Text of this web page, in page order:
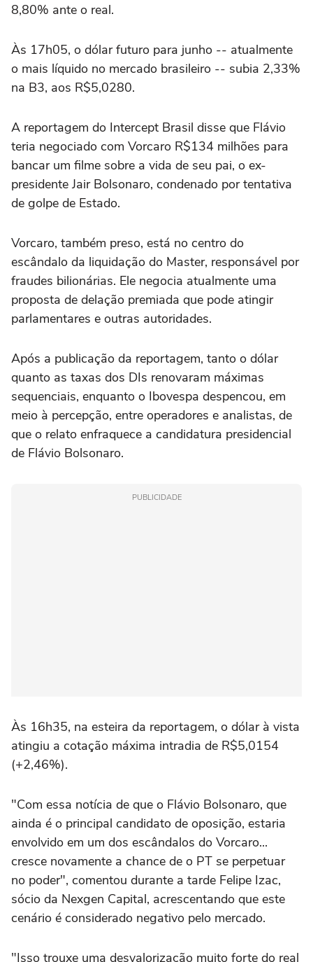
8,80% ante o real.
Às 17h05, o dólar futuro para ⁠junho -- atualmente
o mais líquido no mercado brasileiro -- subia 2,33%
na B3, aos R$5,0280.
A reportagem do Intercept Brasil disse que Flávio
teria negociado com Vorcaro R$134 milhões para
bancar um filme sobre a vida de seu pai, o ex-
presidente Jair Bolsonaro, condenado por tentativa
de golpe de Estado.
Vorcaro, também preso, está no centro do
escândalo ‌da liquidação do Master, responsável por
fraudes bilionárias. Ele negocia atualmente uma
proposta de delação ‌premiada que pode atingir
⁠parlamentares e outras autoridades.
Após ⁠a publicação da reportagem, tanto o dólar
quanto as taxas dos DIs renovaram máximas
sequenciais, enquanto ⁠o Ibovespa despencou, em
meio à percepção, ‌entre operadores e analistas, de
‌que o relato enfraquece a candidatura presidencial
de Flávio Bolsonaro.
PUBLICIDADE
Às 16h35, na esteira da reportagem, o dólar à vista
atingiu a cotação máxima intradia de R$5,0154
(+2,46%).
"Com essa notícia de que o Flávio Bolsonaro, que
ainda é o principal ⁠candidato de oposição, estaria
envolvido em um dos escândalos do Vorcaro...
cresce novamente a chance de o PT se perpetuar
no poder", comentou durante a tarde Felipe Izac,
sócio da Nexgen Capital, acrescentando que este
cenário é considerado negativo pelo mercado.
"Isso trouxe uma desvalorização muito forte do real